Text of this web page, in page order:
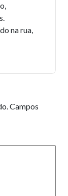
na rua,
Campos